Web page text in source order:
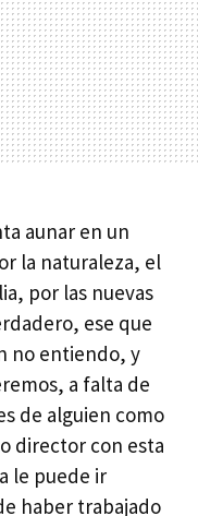
aunar en un
la naturaleza, el
por las nuevas
ese que
no entiendo, y
a falta de
de alguien como
director con esta
le puede ir
haber trabajado